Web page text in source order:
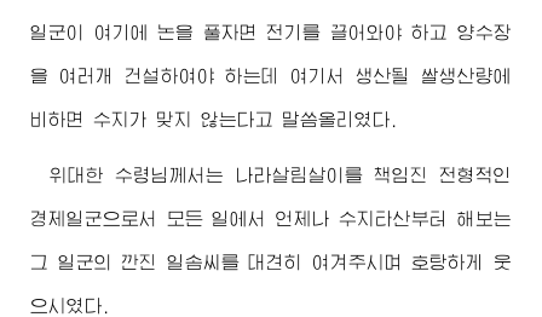
일군이 여기에 논을 풀자면 전기를 끌어와야 하고 양수장
을 여러개 건설하여야 하는데 여기서 생산될 쌀생산량에
비하면 수지가 맞지 않는다고 말씀올리였다.
위대한 수령님께서는 나라살림살이를 책임진 전형적인
경제일군으로서 모든 일에서 언제나 수지타산부터 해보는
그 일군의 깐진 일솜씨를 대견히 여겨주시며 호탕하게 웃
으시였다.